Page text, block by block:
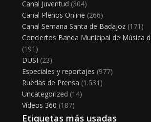
Canal Juventud (304)
Canal Plenos Online (266)
Canal Semana Santa de Badajoz(171)
Conciertos Banda Municipal de Música
(191)
DUSI (23)
Especiales y reportajes (977)
Ruedas de Prensa (1.531)
Uncategorized (14)
Vídeos 360 (187)
Etiquetas más usadas